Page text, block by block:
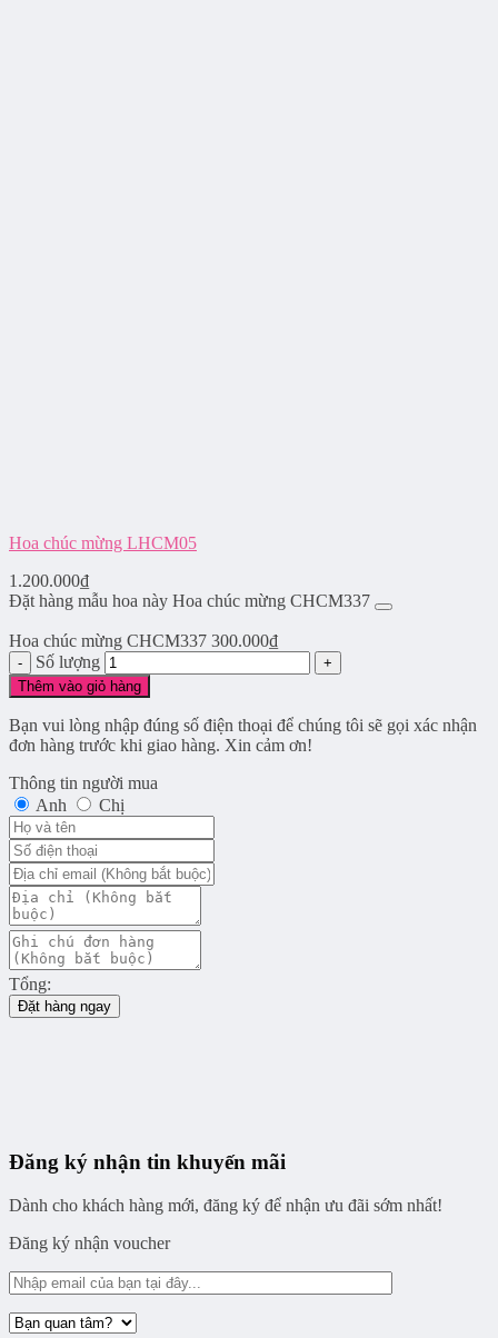
Hoa chúc mừng LHCM05
1.200.000₫
Đặt hàng mẫu hoa này Hoa chúc mừng CHCM337
Hoa chúc mừng CHCM337 300.000₫
Số lượng
Thêm vào giỏ hàng
Bạn vui lòng nhập đúng số điện thoại để chúng tôi sẽ gọi xác nhận
đơn hàng trước khi giao hàng. Xin cảm ơn!
Thông tin người mua
Anh
Chị
Tổng:
Đặt hàng ngay
Đăng ký nhận tin khuyến mãi
Dành cho khách hàng mới, đăng ký để nhận ưu đãi sớm nhất!
Đăng ký nhận voucher